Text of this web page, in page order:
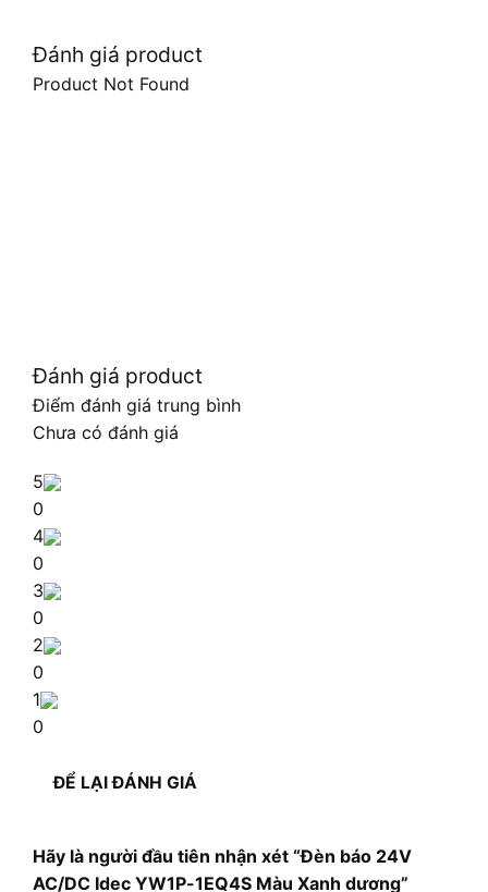
Đánh giá product
Product Not Found
Đánh giá product
Điểm đánh giá trung bình
Chưa có đánh giá
5
0
4
0
3
0
2
0
1
0
ĐỂ LẠI ĐÁNH GIÁ
Hãy là người đầu tiên nhận xét “Đèn báo 24V
AC/DC Idec YW1P-1EQ4S Màu Xanh dương”